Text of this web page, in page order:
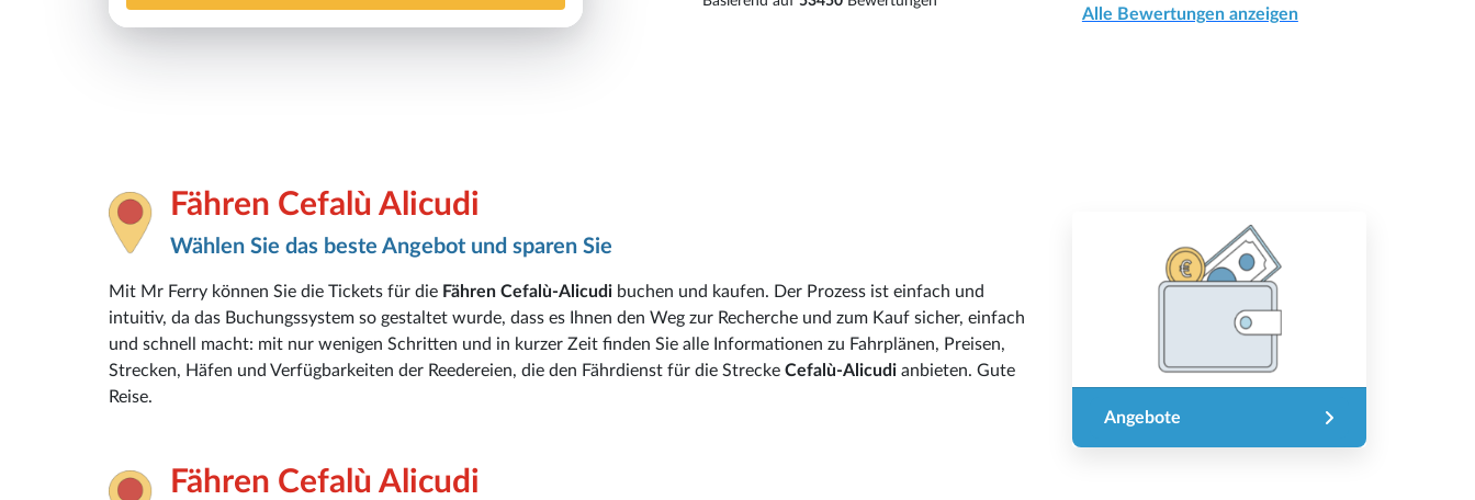
Alle Bewertungen anzeigen
Fähren Cefalù Alicudi
Wählen Sie das beste Angebot und sparen Sie
Mit Mr Ferry können Sie die Tickets für die Fähren Cefalù-Alicudi buchen und kaufen. Der Prozess ist einfach und
intuitiv, da das Buchungssystem so gestaltet wurde, dass es Ihnen den Weg zur Recherche und zum Kauf sicher, einfach
und schnell macht: mit nur wenigen Schritten und in kurzer Zeit finden Sie alle Informationen zu Fahrplänen, Preisen,
Strecken, Häfen und Verfügbarkeiten der Reedereien, die den Fährdienst für die Strecke Cefalù-Alicudi anbieten. Gute
Reise.
Fähren Cefalù Alicudi
Angebote